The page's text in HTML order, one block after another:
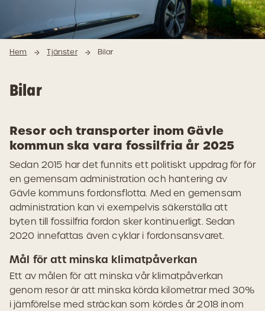
Hem Tjänster Bilar
Bilar
Resor och transporter inom Gävle
kommun ska vara fossilfria år 2025
Sedan 2015 har det funnits ett politiskt uppdrag för för
en gemensam administration och hantering av
Gävle kommuns fordonsflotta. Med en gemensam
administration kan vi exempelvis säkerställa att
byten till fossilfria fordon sker kontinuerligt. Sedan
2020 innefattas även cyklar i fordonsansvaret.
Mål för att minska klimatpåverkan
Ett av målen för att minska vår klimatpåverkan
genom resor är att minska körda kilometrar med 30%
i jämförelse med sträckan som kördes år 2018 inom